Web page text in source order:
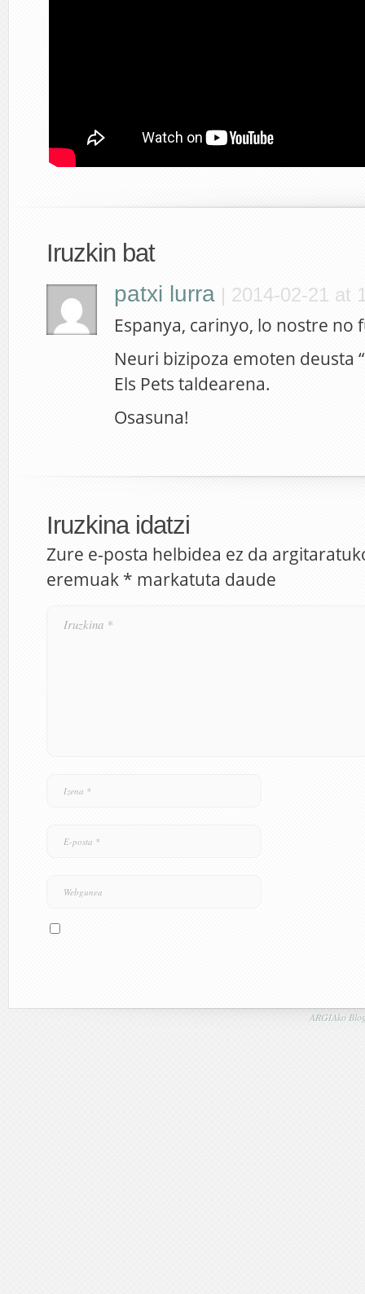
Iruzkin bat
patxi lurra | 2014-02-21 at
Espanya, carinyo, lo nostre no
Neuri bizipoza emoten deusta
Els Pets taldearena.
Osasuna!
Iruzkina idatzi
Zure e-posta helbidea ez da
eremuak * markatuta daude
ARGIAko